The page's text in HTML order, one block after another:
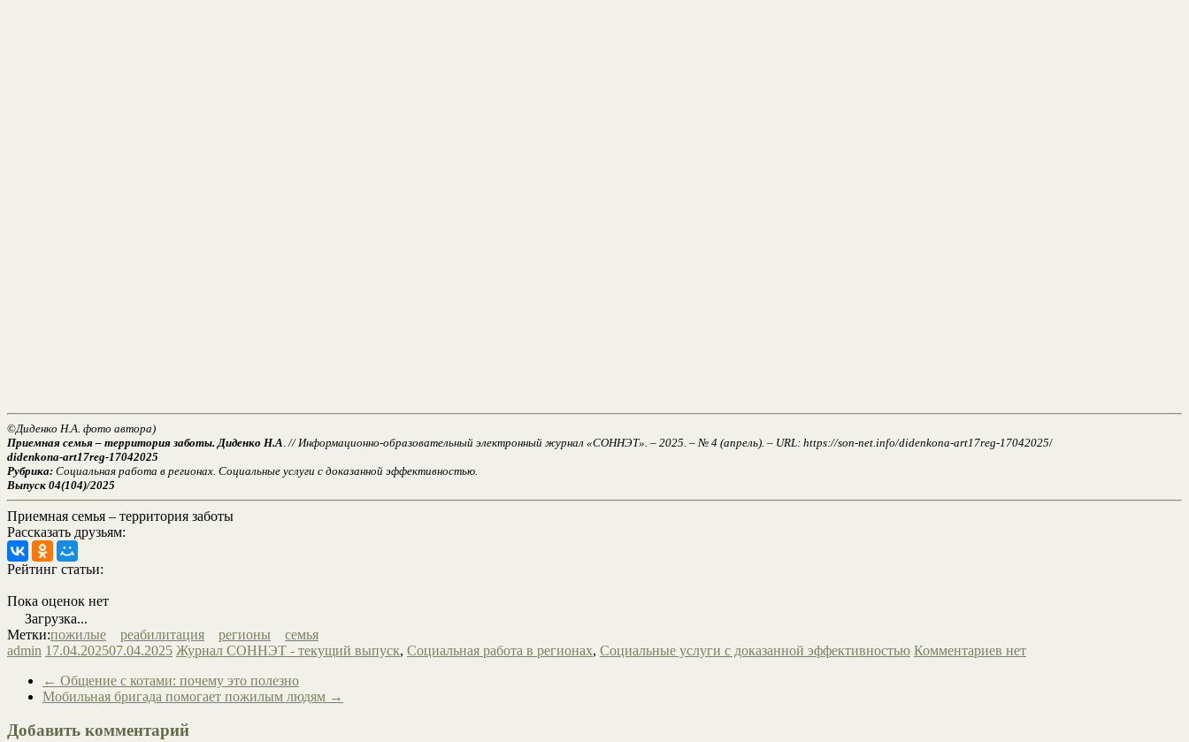
©Диденко Н.А. фото автора)
Приемная семья – территория заботы. Диденко Н.А // Информационно-образовательный электронный журнал «СОННЭТ». – 2025. – № 4 (апрель). – URL: https://son-net.info/didenkona-art17reg-17042025/
didenkona-art17reg-17042025
Рубрика: Социальная работа в регионах. Социальные услуги с доказанной эффективностью.
Выпуск 04(104)/2025
Приемная семья – территория заботы
Рассказать друзьям:
Рейтинг статьи:
Пока оценок нет
Загрузка...
Метки:пожилые реабилитация регионы
семья
admin 17.04.202507.04.2025 Журнал СОННЭТ - текущий выпуск, Социальная работа в регионах, Социальные услуги с доказанной эффективностью Комментариев нет
← Общение с котами: почему это полезно
Мобильная бригада помогает пожилым людям →
Добавить комментарий